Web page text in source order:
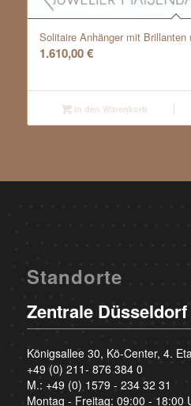
Solitaire Anhänger mit Brillanten
1.610,00€
In den Warenkorb
Standorte
Zentrale Düsseldorf
Königsallee 30, Kö-Center, 4.
+49 (0) 211- 876 384 0
M.: +49 (0) 1579 - 234 32 31
Montag - Freitag: 09:00 - 18:00